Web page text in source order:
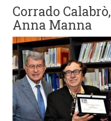
Corrado
Anna Manna